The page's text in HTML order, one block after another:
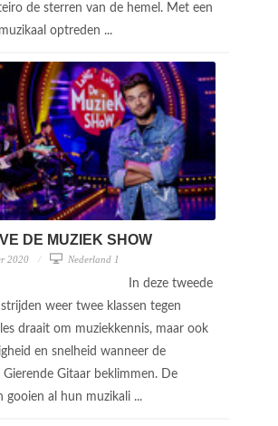
de sterren van de hemel. Met een
optreden ...
DE MUZIEK SHOW
2020 Nederland 1
In deze tweede
weer twee klassen tegen
draait om muziekkennis, maar ook
en snelheid wanneer de
Gierende Gitaar beklimmen. De
gooien al hun muzikali ...